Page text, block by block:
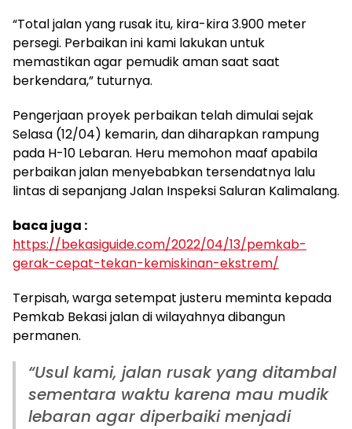
“Total jalan yang rusak itu, kira-kira 3.900 meter
persegi. Perbaikan ini kami lakukan untuk
memastikan agar pemudik aman saat saat
berkendara,” tuturnya.
Pengerjaan proyek perbaikan telah dimulai sejak
Selasa (12/04) kemarin, dan diharapkan rampung
pada H-10 Lebaran. Heru memohon maaf apabila
perbaikan jalan menyebabkan tersendatnya lalu
lintas di sepanjang Jalan Inspeksi Saluran Kalimalang.
baca juga :
https://bekasiguide.com/2022/04/13/pemkab-
gerak-cepat-tekan-kemiskinan-ekstrem/
Terpisah, warga setempat justeru meminta kepada
Pemkab Bekasi jalan di wilayahnya dibangun
permanen.
“Usul kami, jalan rusak yang ditambal
sementara waktu karena mau mudik
lebaran agar diperbaiki menjadi